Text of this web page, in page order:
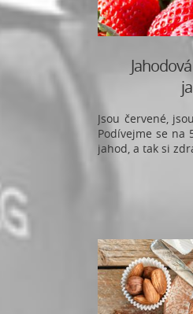
Jsou červené,
Podívejme se na
jahod, a tak si